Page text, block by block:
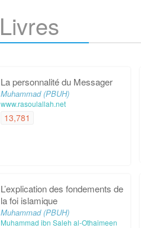
Livres
La personnalité du Messager
Muhammad (PBUH)
www.rasoulallah.net
13,781
L’explication des fondements de
la foi islamique
Muhammad (PBUH)
Muhammad ibn Saleh al-Othaimeen